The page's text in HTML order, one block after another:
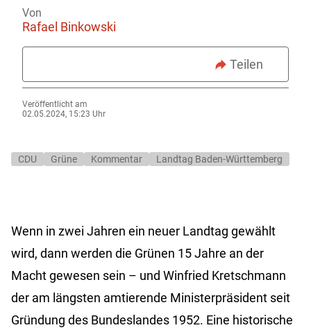
Von
Rafael Binkowski
Teilen
Veröffentlicht am
02.05.2024, 15:23 Uhr
CDU Grüne Kommentar Landtag Baden-Württemberg
Wenn in zwei Jahren ein neuer Landtag gewählt
wird, dann werden die Grünen 15 Jahre an der
Macht gewesen sein – und Winfried Kretschmann
der am längsten amtierende Ministerpräsident seit
Gründung des Bundeslandes 1952. Eine historische